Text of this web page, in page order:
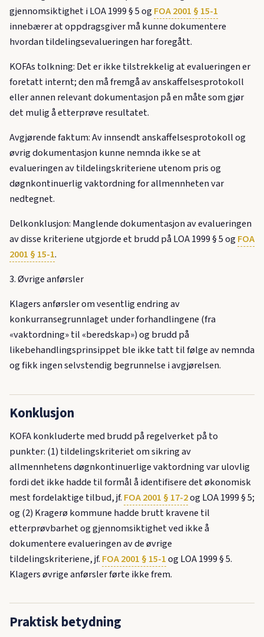
gjennomsiktighet i LOA 1999 § 5 ogFOA 2001 § 15-1
innebærer at oppdragsgiver må kunne dokumentere
hvordan tildelingsevalueringen har foregått.
KOFAs tolkning: Det er ikke tilstrekkelig at evalueringen er
foretatt internt; den må fremgå av anskaffelsesprotokoll
eller annen relevant dokumentasjon på en måte som gjør
det mulig å etterprøve resultatet.
Avgjørende faktum: Av innsendt anskaffelsesprotokoll og
øvrig dokumentasjon kunne nemnda ikke se at
evalueringen av tildelingskriteriene utenom pris og
døgnkontinuerlig vaktordning for allmennheten var
nedtegnet.
Delkonklusjon: Manglende dokumentasjon av evalueringen
av disse kriteriene utgjorde et brudd på LOA 1999 § 5 ogFOA
2001 § 15-1.
3. Øvrige anførsler
Klagers anførsler om vesentlig endring av
konkurransegrunnlaget under forhandlingene (fra
«vaktordning» til «beredskap») og brudd på
likebehandlingsprinsippet ble ikke tatt til følge av nemnda
og fikk ingen selvstendig begrunnelse i avgjørelsen.
Konklusjon
KOFA konkluderte med brudd på regelverket på to
punkter: (1) tildelingskriteriet om sikring av
allmennhetens døgnkontinuerlige vaktordning var ulovlig
fordi det ikke hadde til formål å identifisere det økonomisk
mest fordelaktige tilbud, jf. FOA 2001 § 17-2og LOA 1999 § 5;
og (2) Kragerø kommune hadde brutt kravene til
etterprøvbarhet og gjennomsiktighet ved ikke å
dokumentere evalueringen av de øvrige
tildelingskriteriene, jf. FOA 2001 § 15-1og LOA 1999 § 5.
Klagers øvrige anførsler førte ikke frem.
Praktisk betydning